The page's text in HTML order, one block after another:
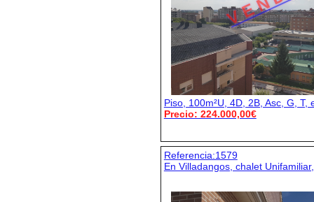
Piso, 100m²U, 4D, 2B, Asc, G, T,
Precio: 224.000,00€
Referencia:1579
En Villadangos, chalet